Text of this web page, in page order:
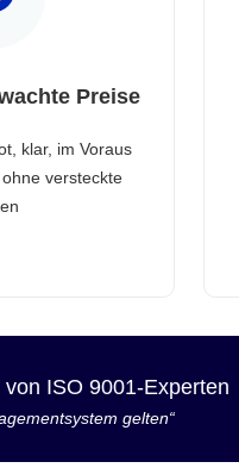
Preise
klar, im Voraus
versteckte
ISO 9001-Experten
gelten“